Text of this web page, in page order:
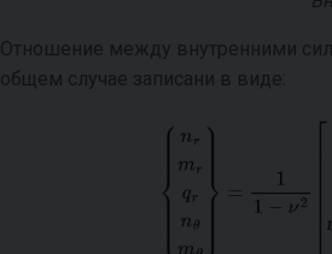
Отношение между внутренними
общем случае записани в виде: